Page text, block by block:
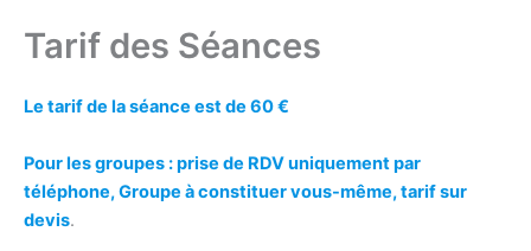
Tarif des Séances
Le tarif de la séance est de 60 €
Pour les groupes : prise de RDV uniquement par
téléphone, Groupe à constituer vous-même, tarif sur
devis.